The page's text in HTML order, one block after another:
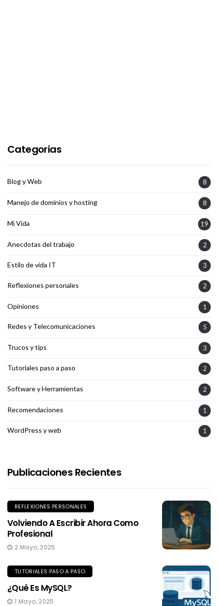
Categorias
Blog y Web 8
Manejo de dominios y hosting 8
Mi Vida 19
Anecdotas del trabajo 2
Estilo de vida IT 3
Reflexiones personales 2
Opiniones 1
Redes y Telecomunicaciones 5
Trucos y tips 3
Tutoriales paso a paso 2
Software y Herramientas 2
Recomendaciones 1
WordPress y web 1
Publicaciones Recientes
REFLEXIONES PERSONALES
Volviendo A Escribir Ahora Como
Profesional
2 Mayo, 2025
TUTORIALES PASO A PASO
¿Qué Es MySQL?
1 Mayo, 2025